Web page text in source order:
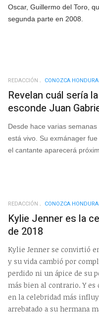
Oscar, Guillermo del Toro,
segunda parte en 2008.
REDACCIÓN CONOZCA
Revelan cuál sería
esconde Juan
Desde hace varias
está vivo. Su exmánager
el cantante aparecerá
REDACCIÓN CONOZCA
Kylie Jenner es la
de 2018
Kylie Jenner se convirtió
y su vida cambió por
perdido ni un ápice de su
más bien al contrario. Y
en la celebridad más
arrebatado a su hermana